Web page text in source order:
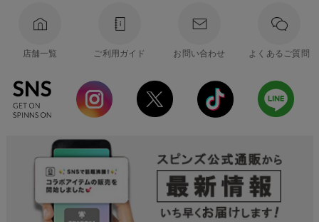
店舗一覧 ご利用ガイド お問い合わせ よくあるご質問